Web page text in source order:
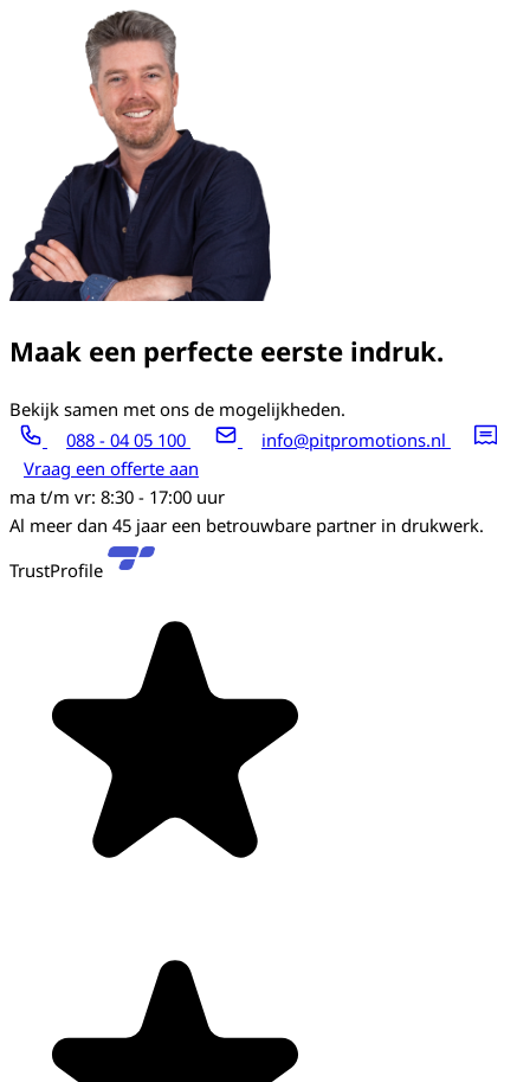
Maak een perfecte eerste indruk.
Bekijk samen met ons de mogelijkheden.
088 - 04 05 100
info@pitpromotions.nl
Vraag een offerte aan
ma t/m vr: 8:30 - 17:00 uur
Al meer dan 45 jaar een betrouwbare partner in drukwerk.
TrustProfile